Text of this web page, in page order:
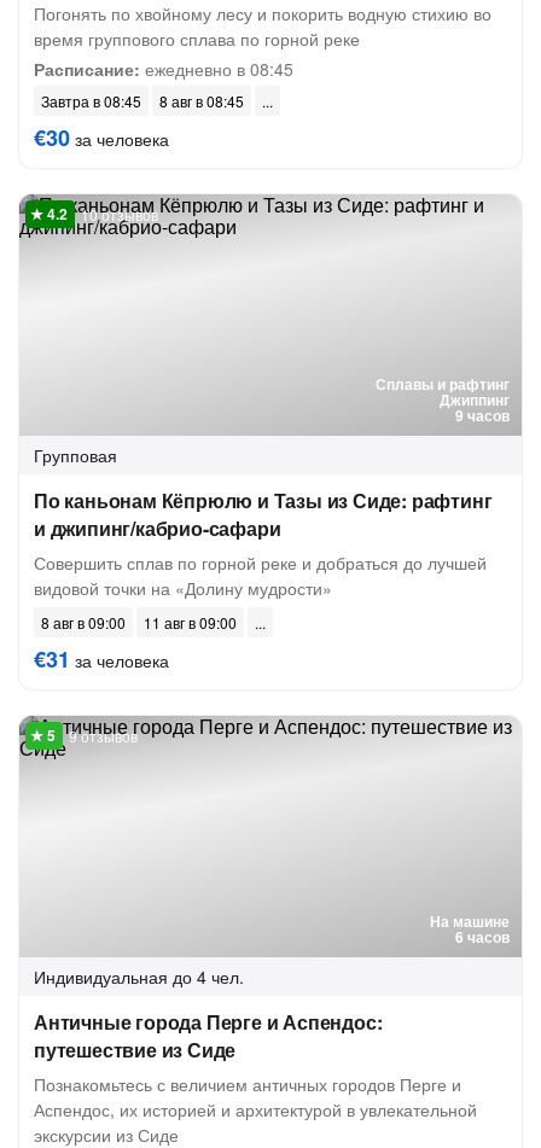
Погонять по хвойному лесу и покорить водную стихию во
время группового сплава по горной реке
Расписание: ежедневно в 08:45
Завтра в 08:45 8 авг в 08:45
€30 за человека
Сплавы и рафтинг
Джиппинг
9 часов
10 отзывов
Групповая
По каньонам Кёпрюлю и Тазы из Сиде: рафтинг
и джипинг/кабрио-сафари
Совершить сплав по горной реке и добраться до лучшей
видовой точки на «Долину мудрости»
8 авг в 09:00 11 авг в 09:00
€31 за человека
На машине
6 часов
9 отзывов
Индивидуальная до 4 чел.
Античные города Перге и Аспендос:
путешествие из Сиде
Познакомьтесь с величием античных городов Перге и
Аспендос, их историей и архитектурой в увлекательной
экскурсии из Сиде